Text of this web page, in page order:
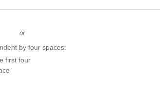
or
by four spaces: